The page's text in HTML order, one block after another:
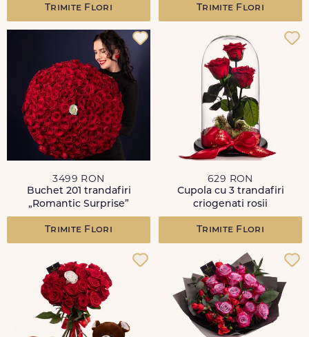
Trimite Flori Trimite Flori
3499 RON
Buchet 201 trandafiri
„Romantic Surprise”
Trimite Flori
629 RON
Cupola cu 3 trandafiri
criogenati rosii
Trimite Flori